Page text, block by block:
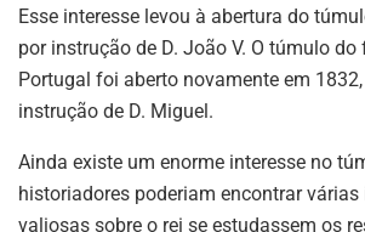
Esse interesse levou à abertura do
por instrução de D. João V. O túmulo do
Portugal foi aberto novamente em
instrução de D. Miguel.
Ainda existe um enorme interesse no
historiadores poderiam encontrar
valiosas sobre o rei se estudassem os